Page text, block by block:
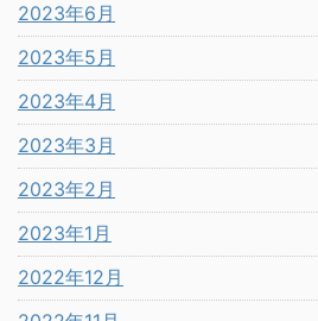
2023年6月
2023年5月
2023年4月
2023年3月
2023年2月
2023年1月
2022年12月